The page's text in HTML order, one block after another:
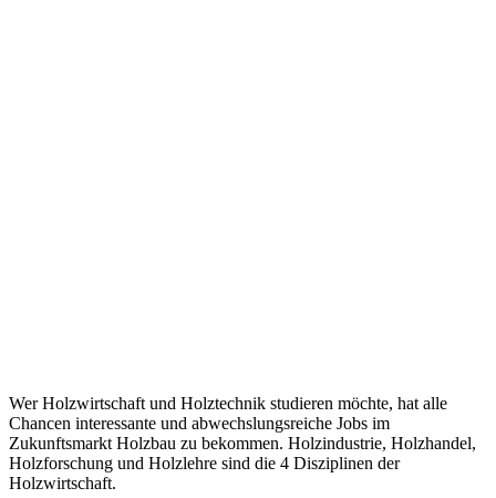
Wer Holzwirtschaft und Holztechnik studieren möchte, hat alle
Chancen interessante und abwechslungsreiche Jobs im
Zukunftsmarkt Holzbau zu bekommen. Holzindustrie, Holzhandel,
Holzforschung und Holzlehre sind die 4 Disziplinen der
Holzwirtschaft.